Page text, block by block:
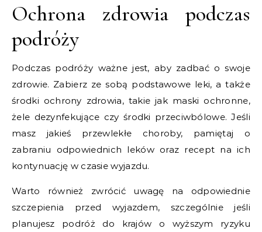
Ochrona zdrowia podczas
podróży
Podczas podróży ważne jest, aby zadbać o swoje
zdrowie. Zabierz ze sobą podstawowe leki, a także
środki ochrony zdrowia, takie jak maski ochronne,
żele dezynfekujące czy środki przeciwbólowe. Jeśli
masz jakieś przewlekłe choroby, pamiętaj o
zabraniu odpowiednich leków oraz recept na ich
kontynuację w czasie wyjazdu.
Warto również zwrócić uwagę na odpowiednie
szczepienia przed wyjazdem, szczególnie jeśli
planujesz podróż do krajów o wyższym ryzyku